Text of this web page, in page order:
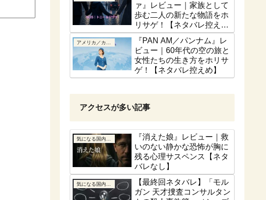
ァ』レビュー｜家族として
歩む二人の新たな物語をホ
リサゲ！【ネタバレ控え
め】
『PAN AM／パンナム』レ
ビュー｜60年代の空の旅と
女性たちの生き方をホリサ
ゲ！【ネタバレ控えめ】
アクセスが多い記事
『消えた娘』レビュー｜救
いのない静かな恐怖が胸に
残る心理サスペンス【ネタ
バレなし】
【最終回ネタバレ】「モル
ガン 天才捜査コンサルタン